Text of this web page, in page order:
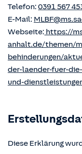
Telefon: 0391 567
E-Mail:
Webseite: https://
anhalt.de/themen/
behinderungen/
der-laender-fuer-
und-
Diese Erklärung